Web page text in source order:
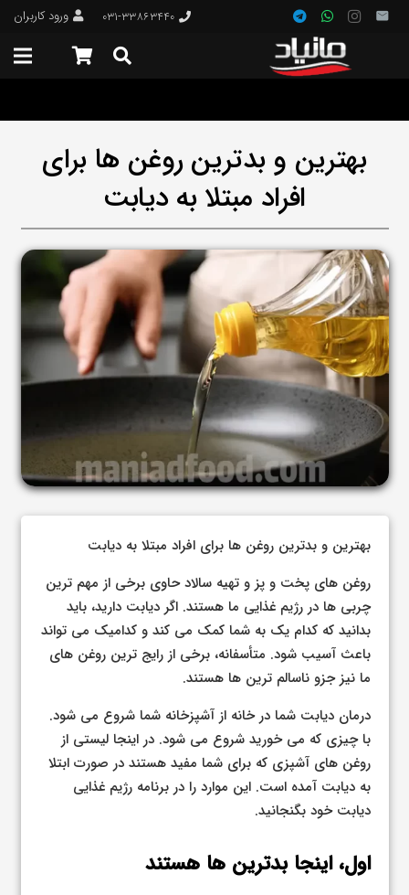
۰۳۱-۳۳۸۶۳۴۴۰ ورود کاربران
بهترین و بدترین روغن ها برای
افراد مبتلا به دیابت
بهترین و بدترین روغن ها برای افراد مبتلا به دیابت
روغن های پخت و پز و تهیه سالاد حاوی برخی از مهم ترین
چربی ها در رژیم غذایی ما هستند. اگر دیابت دارید، باید
بدانید که کدام یک به شما کمک می کند و کدامیک می تواند
باعث آسیب شود. متأسفانه، برخی از رایج ترین روغن های
ما نیز جزو ناسالم ترین ها هستند.
درمان دیابت شما در خانه از آشپزخانه شما شروع می شود.
با چیزی که می خورید شروع می شود. در اینجا لیستی از
روغن های آشپزی که برای شما مفید هستند در صورت ابتلا
به دیابت آمده است. این موارد را در برنامه رژیم غذایی
دیابت خود بگنجانید.
اول، اینجا بدترین ها هستند